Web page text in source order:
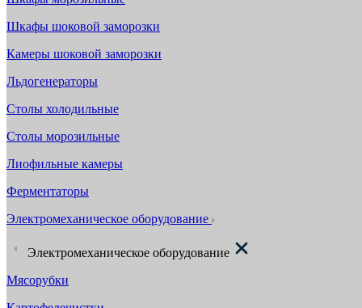
Шкафы шоковой заморозки
Камеры шоковой заморозки
Льдогенераторы
Столы холодильные
Столы морозильные
Лиофильные камеры
Ферментаторы
Электромеханическое оборудование
Электромеханическое оборудование
Мясорубки